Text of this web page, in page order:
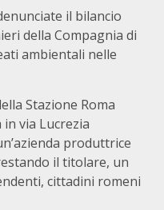
il bilancio
della Compagnia di
ambientali nelle
Stazione Roma
via Lucrezia
produttrice
il titolare, un
cittadini romeni